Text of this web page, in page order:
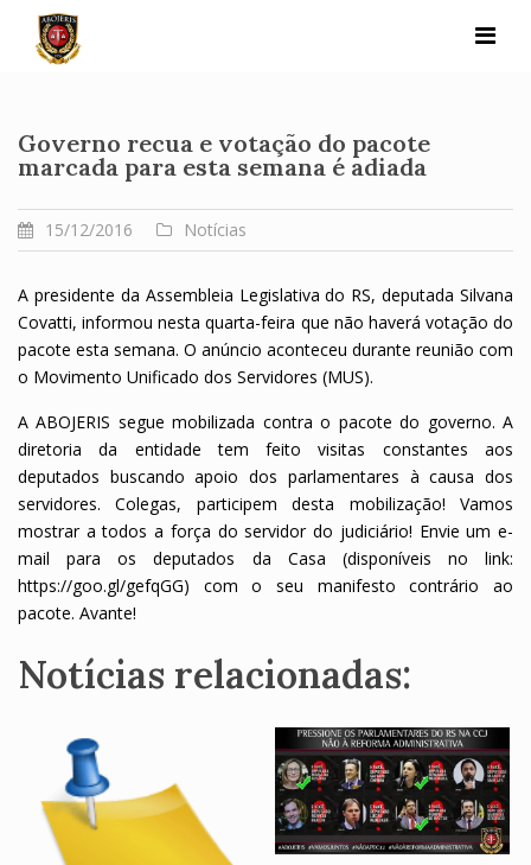
content
Governo recua e votação do pacote
marcada para esta semana é adiada
15/12/2016 Notícias
A presidente da Assembleia Legislativa do RS, deputada Silvana
Covatti, informou nesta quarta-feira que não haverá votação do
pacote esta semana. O anúncio aconteceu durante reunião com
o Movimento Unificado dos Servidores (MUS).
A ABOJERIS segue mobilizada contra o pacote do governo. A
diretoria da entidade tem feito visitas constantes aos
deputados buscando apoio dos parlamentares à causa dos
servidores. Colegas, participem desta mobilização! Vamos
mostrar a todos a força do servidor do judiciário! Envie um e-
mail para os deputados da Casa (disponíveis no link:
https://goo.gl/gefqGG) com o seu manifesto contrário ao
pacote. Avante!
Notícias relacionadas: